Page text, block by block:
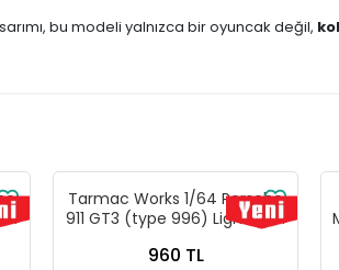
bu modeli yalnızca bir oyuncak değil,
Tarmac Works 1/64 Porsche
911 GT3 (type 996) Light Blue
Models GLOBAL64 T64G-
960 TL